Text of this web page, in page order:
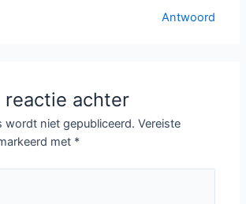
Antwoord
reactie achter
wordt niet gepubliceerd. Vereiste
met *